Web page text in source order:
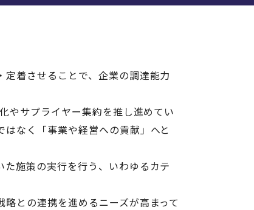
着させることで、企業の調達能力
やサプライヤー集約を推し進めてい
なく「事業や経営への貢献」へと
施策の実行を行う、いわゆるカテ
との連携を進めるニーズが高まって